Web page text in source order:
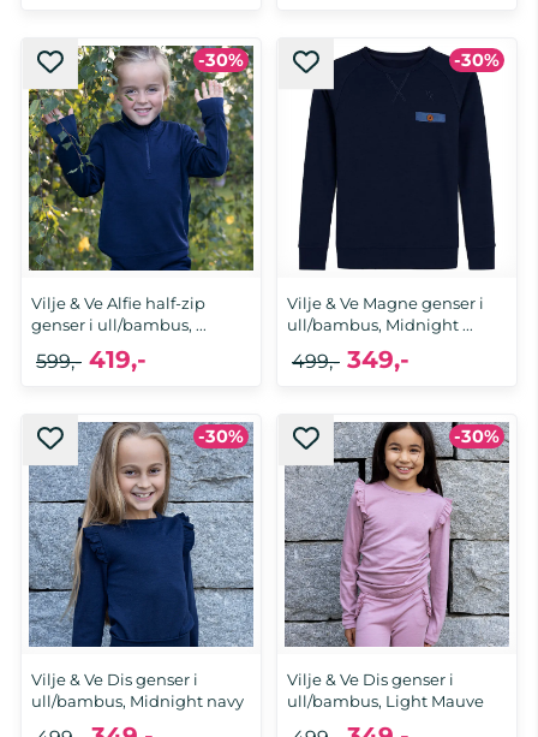
-30%
Vilje & Ve Alfie half-zip
genser i ull/bambus, ...
419,-
599,-
-30%
Vilje & Ve Magne genser i
ull/bambus, Midnight ...
349,-
499,-
-30%
Vilje & Ve Dis genser i
ull/bambus, Midnight navy
-30%
Vilje & Ve Dis genser i
ull/bambus, Light Mauve